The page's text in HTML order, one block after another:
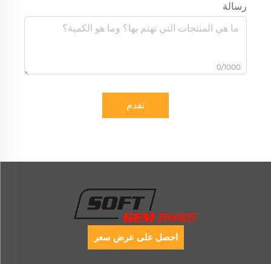
رسالة
0/1000
تقدم
احصل على عرض سعر